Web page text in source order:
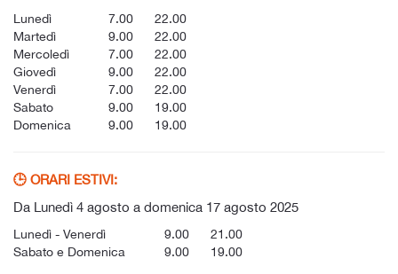
Lunedì 7.00
22.00
Martedì
9.00
22.00
Mercoledì
7.00
22.00
Giovedì
9.00
22.00
Venerdì
7.00
22.00
Sabato
9.00
19.00
Domenica
9.00 19.00
🕒 ORARI ESTIVI:
Da Lunedì 4 agosto a domenica 17 agosto 2025
Lunedì - Venerdì 9.00
21.00
Sabato e Domenica
9.00 19.00